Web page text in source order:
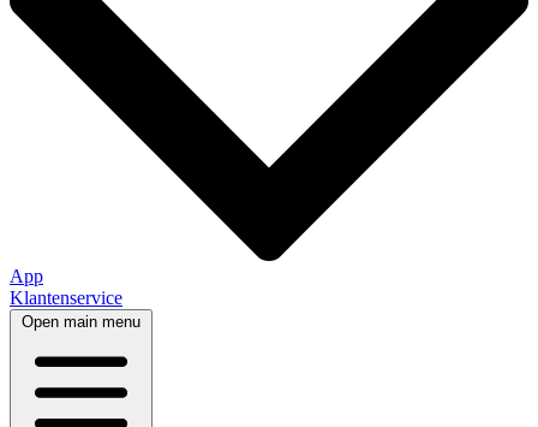
App
Klantenservice
Open main menu